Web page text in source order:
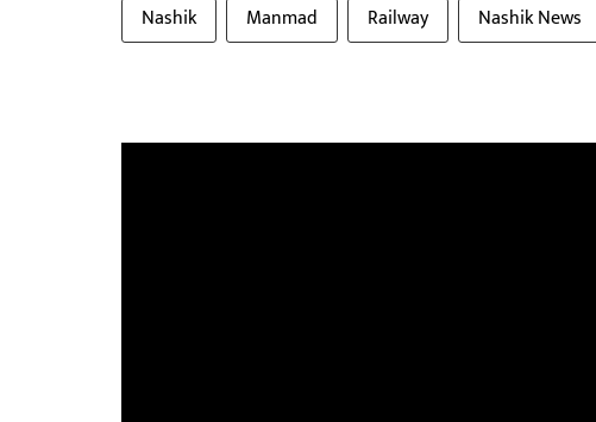
Nashik Manmad Railway Nashik News